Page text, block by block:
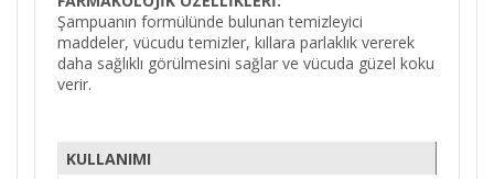
Şampuanın formülünde bulunan temizleyici
maddeler, vücudu temizler, kıllara parlaklık vererek
daha sağlıklı görülmesini sağlar ve vücuda güzel koku
verir.
KULLANIMI